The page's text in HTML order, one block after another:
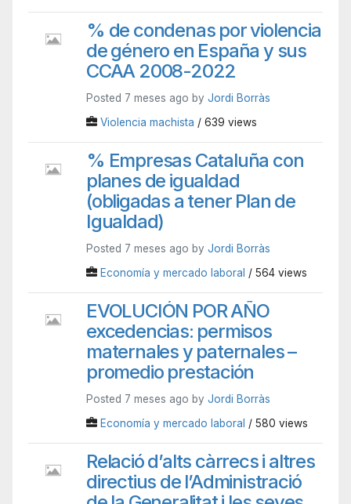
% de condenas por violencia
de género en España y sus
CCAA 2008-2022
Posted 7 meses ago by Jordi Borràs
Violencia machista / 639 views
% Empresas Cataluña con
planes de igualdad
(obligadas a tener Plan de
Igualdad)
Posted 7 meses ago by Jordi Borràs
Economía y mercado laboral / 564 views
EVOLUCIÓN POR AÑO
excedencias: permisos
maternales y paternales –
promedio prestación
Posted 7 meses ago by Jordi Borràs
Economía y mercado laboral / 580 views
Relació d’alts càrrecs i altres
directius de l’Administració